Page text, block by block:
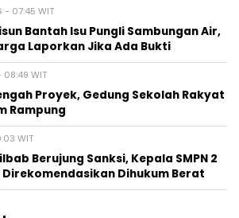
07:45 WIT
Bantah Isu Pungli Sambungan Air,
Laporkan Jika Ada Bukti
WIT
Proyek, Gedung Sekolah Rakyat
Rampung
WIT
Berujung Sanksi, Kepala SMPN 2
Dihukum Berat